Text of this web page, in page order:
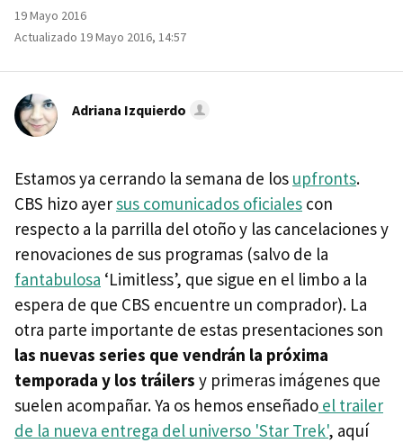
19 Mayo 2016
Actualizado 19 Mayo 2016, 14:57
Adriana Izquierdo
Estamos ya cerrando la semana de los upfronts.
CBS hizo ayersus comunicados oficiales con
respecto a la parrilla del otoño y las cancelaciones y
renovaciones de sus programas (salvo de la
fantabulosa ‘Limitless’, que sigue en el limbo a la
espera de que CBS encuentre un comprador). La
otra parte importante de estas presentaciones son
las nuevas series que vendrán la próxima
temporada y los tráilers y primeras imágenes que
suelen acompañar. Ya os hemos enseñado el trailer
de la nueva entrega del universo 'Star Trek', aquí